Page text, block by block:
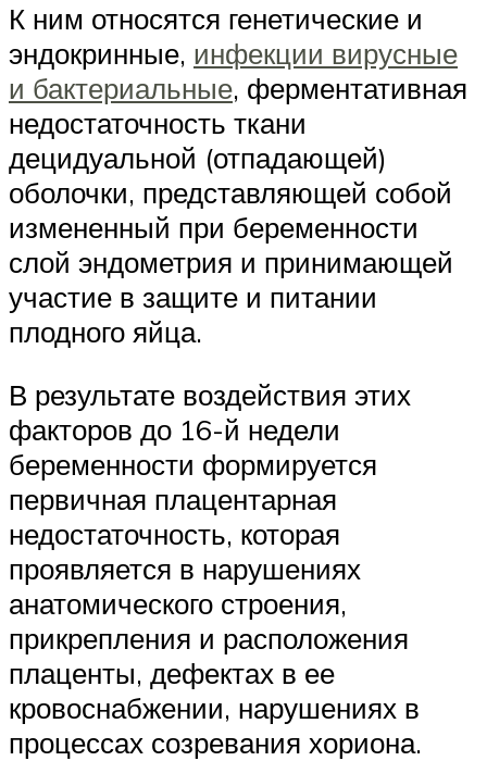
К ним относятся генетические и
эндокринные, инфекции вирусные
и бактериальные, ферментативная
недостаточность ткани
децидуальной (отпадающей)
оболочки, представляющей собой
измененный при беременности
слой эндометрия и принимающей
участие в защите и питании
плодного яйца.
В результате воздействия этих
факторов до 16-й недели
беременности формируется
первичная плацентарная
недостаточность, которая
проявляется в нарушениях
анатомического строения,
прикрепления и расположения
плаценты, дефектах в ее
кровоснабжении, нарушениях в
процессах созревания хориона.